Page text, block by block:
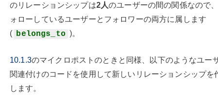
のリレーションシップは2人のユーザーの間の関係なので
ォローしているユーザーとフォロワーの両方に属します
( belongs_to )。
10.1.3のマイクロポストのときと同様、以下のようなユー
関連付けのコードを使用して新しいリレーションシップを
します。